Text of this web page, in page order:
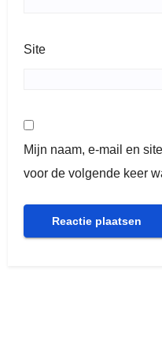
Site
Mijn naam, e-mail en
voor de volgende keer